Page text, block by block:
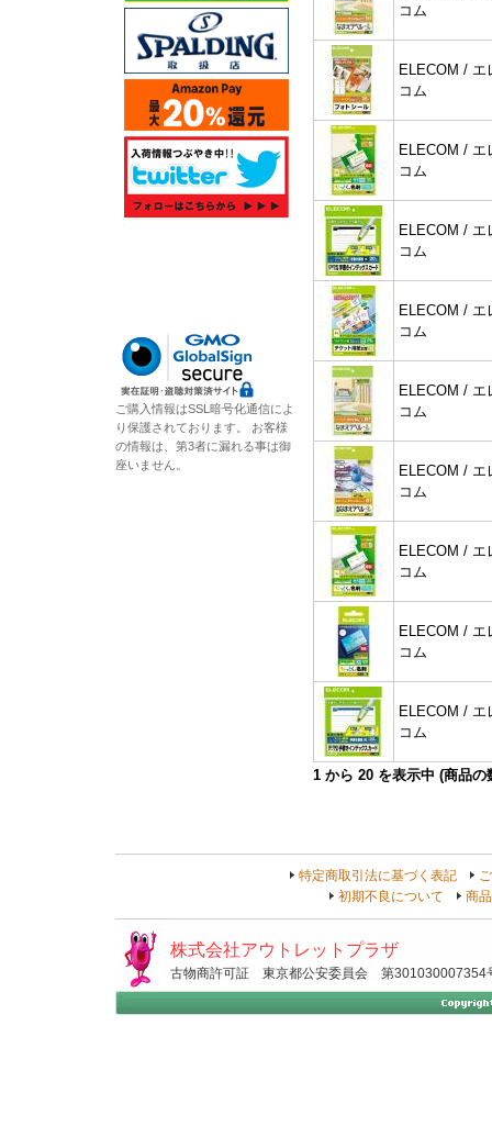
コム
ELECOM / エ
コム
ELECOM / エ
コム
ELECOM / エ
コム
ELECOM / エ
コム
ELECOM / エ
コム
ELECOM / エ
コム
ELECOM / エ
コム
ELECOM / エ
コム
ELECOM / エ
コム
1 から 20 を表示中 (商品
ご購入情報はSSL暗号化通信によ
り保護されております。 お客様
の情報は、第3者に漏れる事は御
座いません。
特定商取引法に基づく表記
初期不良について
商
株式会社アウトレットプラザ
古物商許可証 東京都公安委員会 第301030007354